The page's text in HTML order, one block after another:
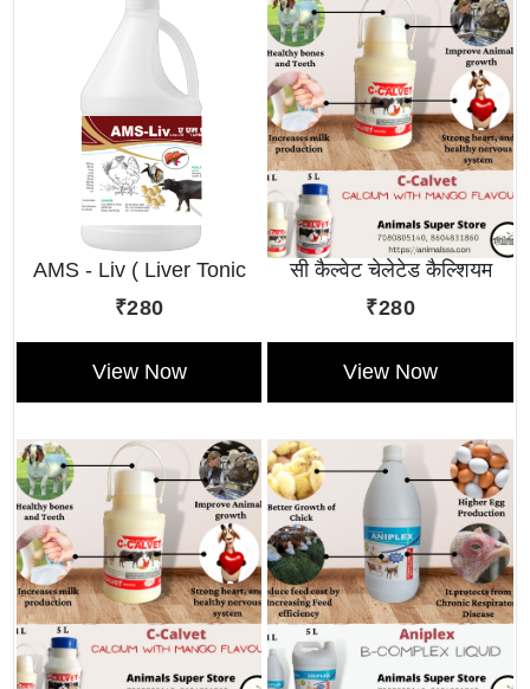
AMS - Liv ( Liver Tonic
Liquid )
₹280
View Now
सी कैल्वेट चेलेटेड कैल्शियम
टॉनिक
₹280
View Now